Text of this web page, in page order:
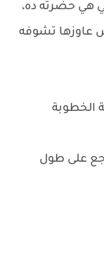
هي حضرته ده،
عاوزها تشوفه
الخطوبة
على طول